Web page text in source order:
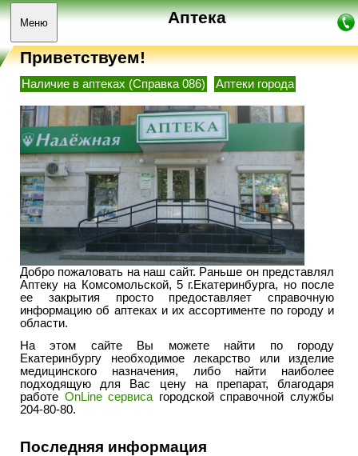
Меню Аптека
Приветствуем!
Наличие в аптеках (Справка 086) Аптеки города
Добро пожаловать на наш сайт. Раньше он представлял
Аптеку на Комсомольской, 5 г.Екатеринбурга, но после
ее закрытия просто предоставляет справочную
информацию об аптеках и их ассортименте по городу и
области.
На этом сайте Вы можете найти по городу
Екатеринбургу необходимое лекарство или изделие
медицинского назначения, либо найти наиболее
подходящую для Вас цену на препарат, благодаря
работе OnLine сервиса городской справочной службы
204-80-80.
Последняя информация